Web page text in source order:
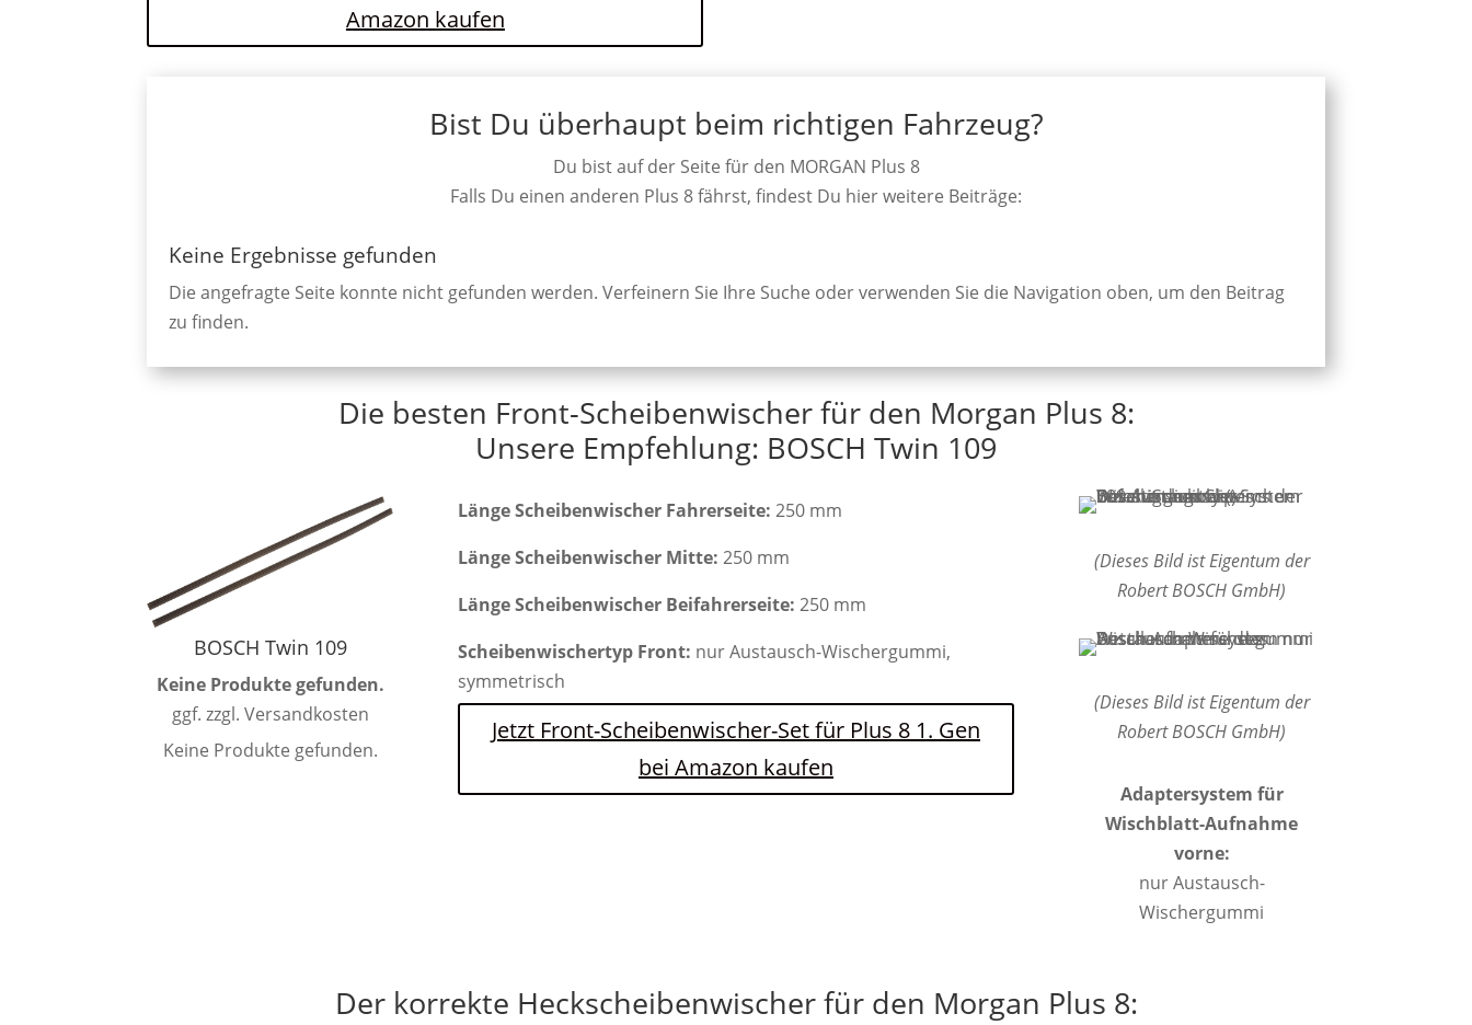
Amazon kaufen
Bist Du überhaupt beim richtigen Fahrzeug?
Du bist auf der Seite für den MORGAN Plus 8
Falls Du einen anderen Plus 8 fährst, findest Du hier weitere Beiträge:
Keine Ergebnisse gefunden
Die angefragte Seite konnte nicht gefunden werden. Verfeinern Sie Ihre Suche oder verwenden Sie die Navigation oben, um den Beitrag
zu finden.
Die besten Front-Scheibenwischer für den Morgan Plus 8:
Unsere Empfehlung: BOSCH Twin 109
BOSCH Twin 109
Keine Produkte gefunden.
ggf. zzgl. Versandkosten
Keine Produkte gefunden.
Länge Scheibenwischer Fahrerseite: 250 mm
Länge Scheibenwischer Mitte: 250 mm
Länge Scheibenwischer Beifahrerseite: 250 mm
Scheibenwischertyp Front: nur Austausch-Wischergummi,
symmetrisch
Jetzt Front-Scheibenwischer-Set für Plus 8 1. Gen
bei Amazon kaufen
(Dieses Bild ist Eigentum der
Robert BOSCH GmbH)
(Dieses Bild ist Eigentum der
Robert BOSCH GmbH)
Adaptersystem für
Wischblatt-Aufnahme
vorne:
nur Austausch-
Wischergummi
Der korrekte Heckscheibenwischer für den Morgan Plus 8: